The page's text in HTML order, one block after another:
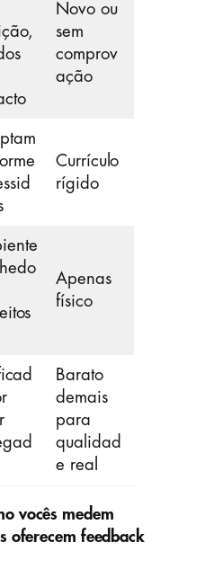
Novo ou
sem
comprov
ação
Currículo
rígido
Apenas
físico
Barato
demais
para
qualidad
e real
vocês medem
oferecem feedback